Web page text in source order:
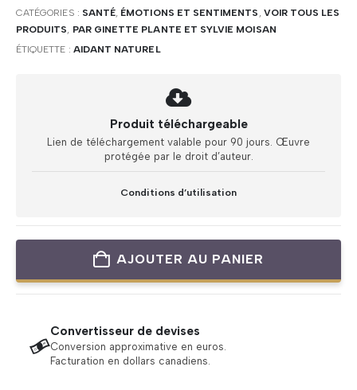
CATÉGORIES : SANTÉ, ÉMOTIONS ET SENTIMENTS , VOIR TOUS LES
PRODUITS, PAR GINETTE PLANTE ET SYLVIE MOISAN
ÉTIQUETTE : AIDANT NATUREL
Produit téléchargeable
Lien de téléchargement valable pour 90 jours. Œuvre
protégée par le droit d’auteur.
Conditions d’utilisation
AJOUTER AU PANIER
Convertisseur de devises
Conversion approximative en euros.
Facturation en dollars canadiens.